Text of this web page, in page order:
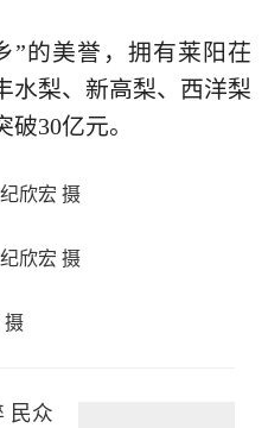
美誉，拥有莱阳茌
水梨、新高梨、西洋梨
30亿元。
欣宏 摄
欣宏 摄
摄
民众